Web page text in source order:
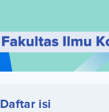
Daftar isi